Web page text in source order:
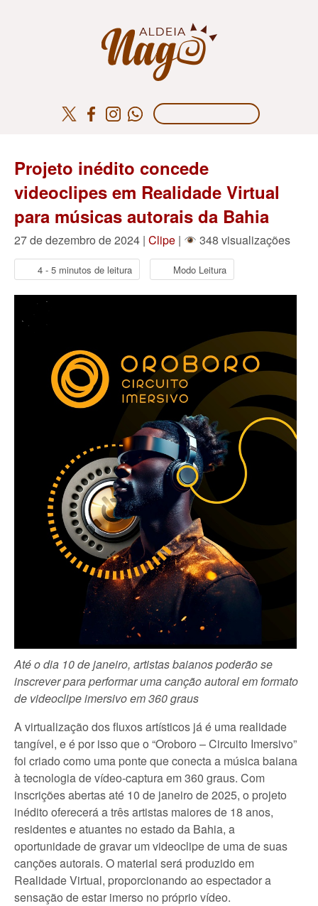
Projeto inédito concede
videoclipes em Realidade Virtual
para músicas autorais da Bahia
27 de dezembro de 2024 | Clipe | 348 visualizações
4 - 5 minutos de leitura Modo Leitura
Até o dia 10 de janeiro, artistas baianos poderão se
inscrever para performar uma canção autoral em formato
de videoclipe imersivo em 360 graus
A virtualização dos fluxos artísticos já é uma realidade
tangível, e é por isso que o “Oroboro – Circuito Imersivo”
foi criado como uma ponte que conecta a música baiana
à tecnologia de vídeo-captura em 360 graus. Com
inscrições abertas até 10 de janeiro de 2025, o projeto
inédito oferecerá a três artistas maiores de 18 anos,
residentes e atuantes no estado da Bahia, a
oportunidade de gravar um videoclipe de uma de suas
canções autorais. O material será produzido em
Realidade Virtual, proporcionando ao espectador a
sensação de estar imerso no próprio vídeo.